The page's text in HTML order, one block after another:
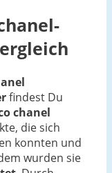
findest Du
chanel
die sich
konnten und
wurden sie